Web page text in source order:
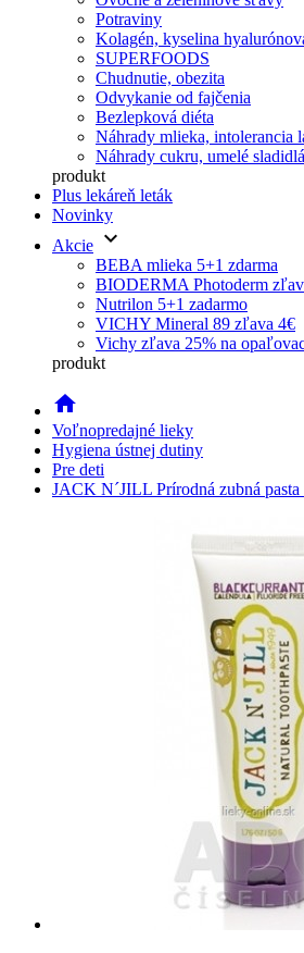
Potraviny
Kolagén, kyselina
SUPERFOODS
Chudnutie, obezita
Odvykanie od fajčenia
Bezlepková diéta
Náhrady mlieka, intolerancia
Náhrady cukru, umelé sladidlá
produkt
Plus lekáreň leták
Novinky
Akcie keyboard_arrow_down
BEBA mlieka 5+1 zdarma
BIODERMA Photoderm
Nutrilon 5+1 zadarmo
VICHY Mineral 89 zľava 4€
Vichy zľava 25% na
produkt
home
Voľnopredajné lieky
Hygiena ústnej dutiny
Pre deti
JACK N´JILL Prírodná zubná pasta